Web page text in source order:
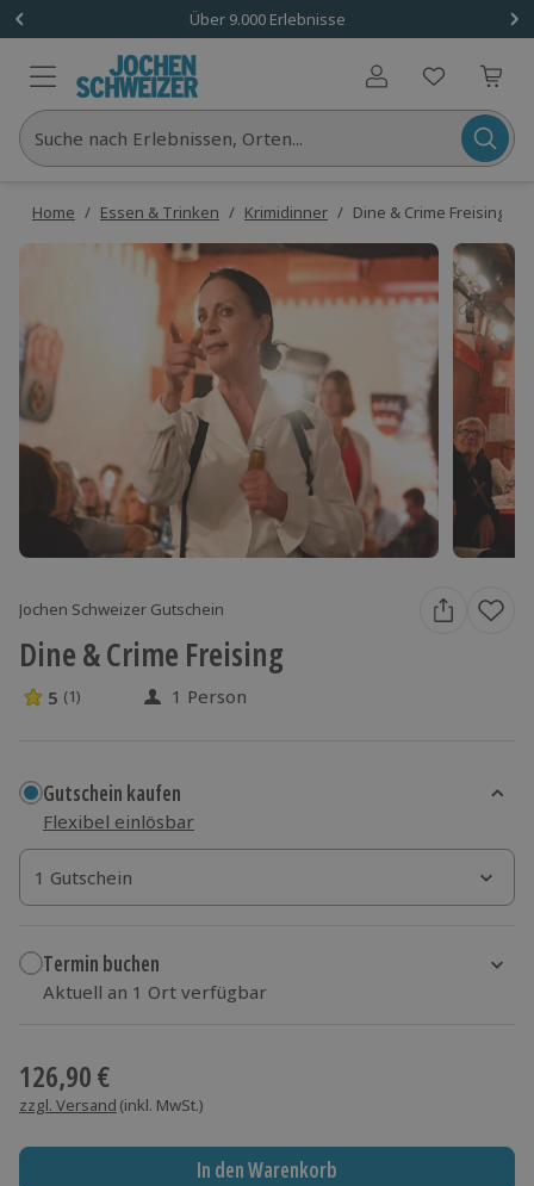
Über 9.000 Erlebnisse
Benutzerkonto
Suche nach Erlebnissen, Orten...
Home / Essen & Trinken / Krimidinner / Dine & Crime Freising
Jochen Schweizer Gutschein
Dine & Crime Freising
5 Sterne von 5 aus 1 Bewertungen
5 (1) 1 Person
Gutschein kaufen
Flexibel einlösbar
1 Gutschein
1 Gutschein
1 Gutschein
Termin buchen
Aktuell an 1 Ort verfügbar
126,90 €
zzgl. Versand (inkl. MwSt.)
In den Warenkorb